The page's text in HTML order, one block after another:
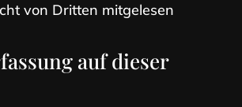
von Dritten mitgelesen
auf dieser